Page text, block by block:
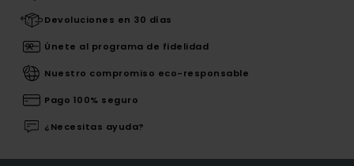
Devoluciones en 30 días
Únete al programa de fidelidad
Nuestro compromiso eco-responsable
Pago 100% seguro
¿Necesitas ayuda?